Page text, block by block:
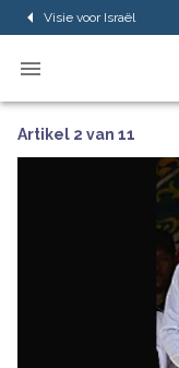
Visie voor Israël
Artikel 2 van 11